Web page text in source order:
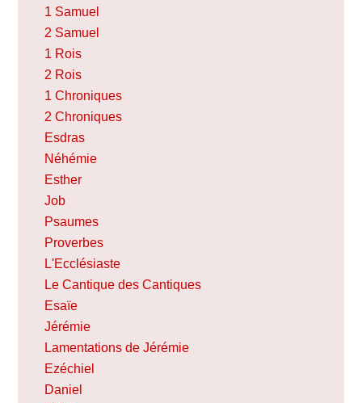
1 Samuel
2 Samuel
1 Rois
2 Rois
1 Chroniques
2 Chroniques
Esdras
Néhémie
Esther
Job
Psaumes
Proverbes
L'Ecclésiaste
Le Cantique des Cantiques
Esaïe
Jérémie
Lamentations de Jérémie
Ezéchiel
Daniel